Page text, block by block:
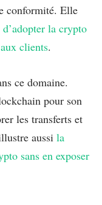
conformité. Elle
la crypto
clients.
ce domaine.
pour son
les transferts et
aussi la
sans en exposer